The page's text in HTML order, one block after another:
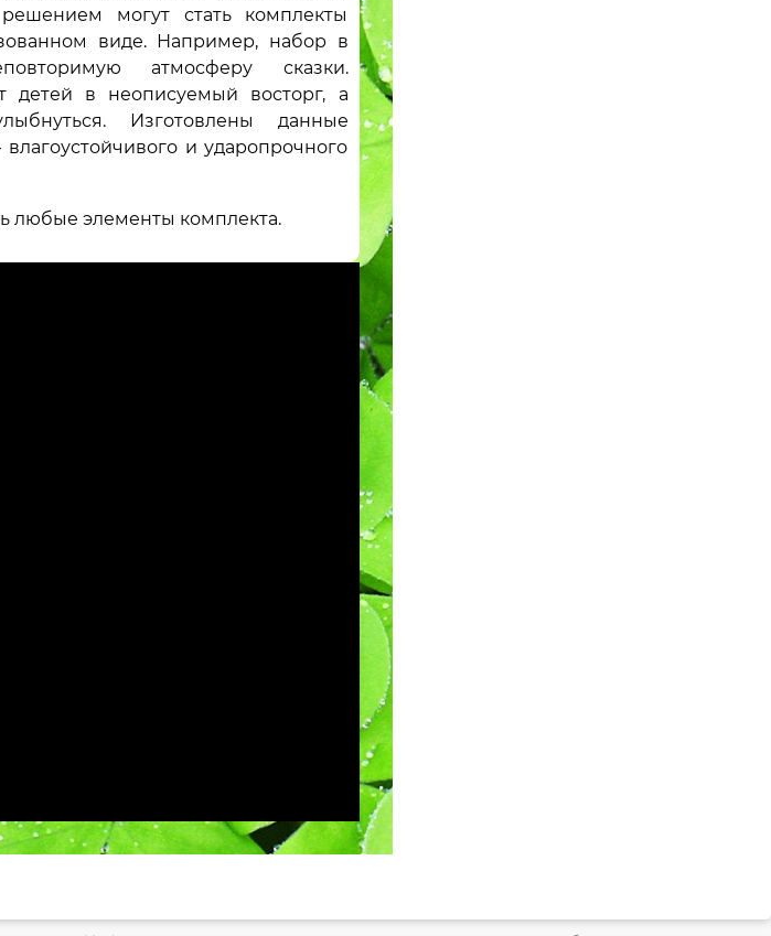
могут стать комплекты
виде. Например, набор в
атмосферу сказки.
детей в неописуемый восторг, а
Изготовлены данные
и ударопрочного
любые элементы комплекта.